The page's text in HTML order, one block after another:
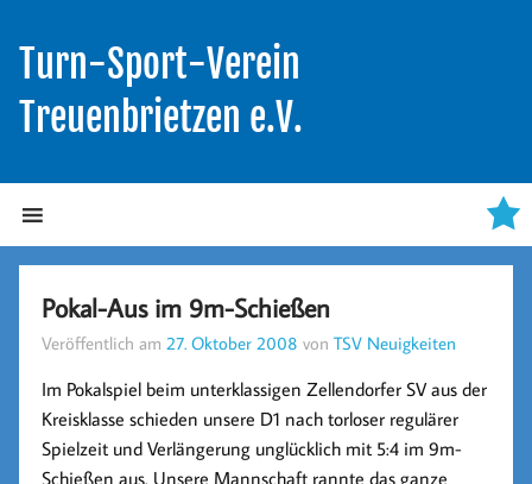
Turn-Sport-Verein
Treuenbrietzen e.V.
Pokal-Aus im 9m-Schießen
Veröffentlich am 27. Oktober 2008 vonTSV Neuigkeiten
Im Pokalspiel beim unterklassigen Zellendorfer SV aus der
Kreisklasse schieden unsere D1 nach torloser regulärer
Spielzeit und Verlängerung unglücklich mit 5:4 im 9m-
Schießen aus. Unsere Mannschaft rannte das ganze